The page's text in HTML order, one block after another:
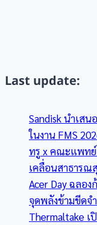
Last update:
Sandisk นำเส
ในงาน FMS
ทรู x คณะแพทย์
เคลื่อนสาธารณ
Acer Day ฉลอง
จุดพลังข้ามขีด
Thermaltake เ